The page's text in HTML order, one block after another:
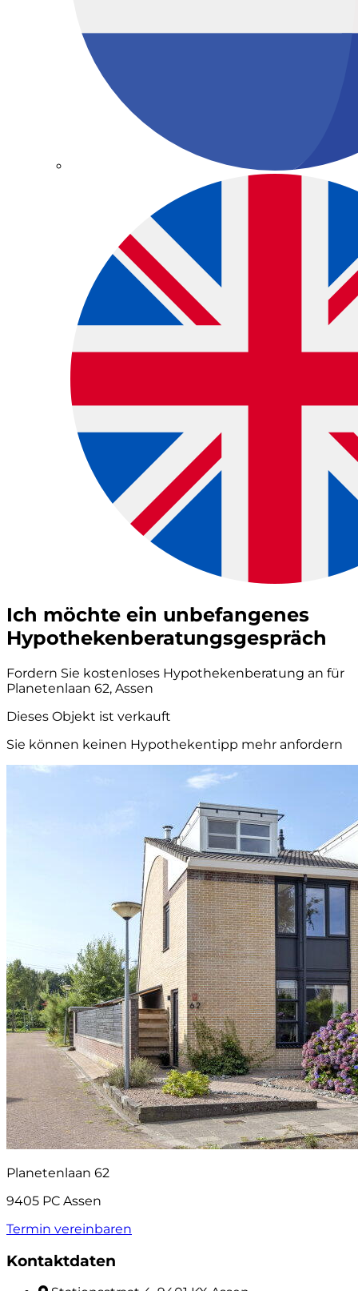
Ich möchte ein unbefangenes
Hypothekenberatungsgespräch
Fordern Sie kostenloses Hypothekenberatung an für
Planetenlaan 62, Assen
Dieses Objekt ist verkauft
Sie können keinen Hypothekentipp mehr anfordern
Planetenlaan 62
9405 PC Assen
Termin vereinbaren
Kontaktdaten